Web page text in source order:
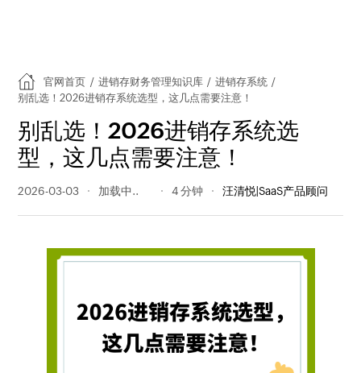
官网首页 / 进销存财务管理知识库 / 进销存系统 /
别乱选！2026进销存系统选型，这几点需要注意！
别乱选！2026进销存系统选
型，这几点需要注意！
2026-03-03 128 阅读量 4 分钟 汪清悦|SaaS产品顾问